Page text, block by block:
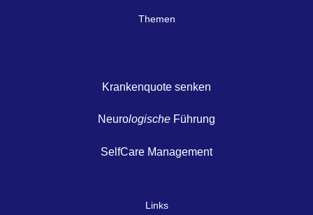
Themen
Krankenquote senken
Neurologische Führung
SelfCare Management
Links